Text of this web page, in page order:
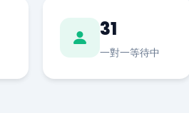
31
一對一等待中